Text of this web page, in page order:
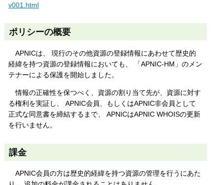
v001.html
ポリシーの概要
APNICは、 現行のその他資源の登録情報にあわせて歴史的
経緯を持つ資源の登録情報においても、 「APNIC-HM」のメン
テナーによる保護を開始しました。
情報の正確性を保つべく、資源の割り当て先が、資源に対す
る権利を実証し、 APNIC会員、もしくはAPNIC非会員として
正式な同意書を締結するまで、 APNICはAPNIC WHOISの更新
を行いません。
課金
APNIC会員の方は歴史的経緯を持つ資源の管理を行うにあた